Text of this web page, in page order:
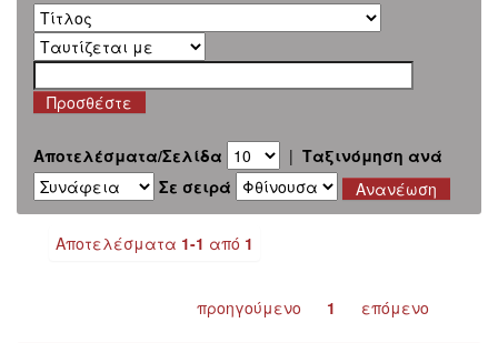
Αποτελέσματα/Σελίδα | Ταξινόμηση ανά
Σε σειρά
Αποτελέσματα 1-1 από 1
προηγούμενο 1 επόμενο